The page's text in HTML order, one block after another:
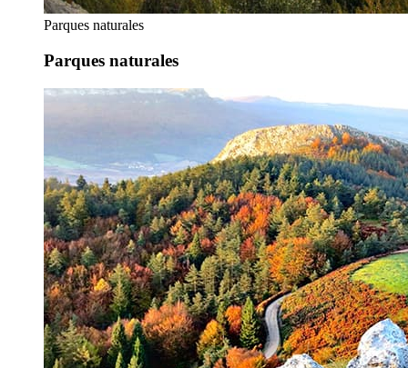
Parques naturales
Parques naturales